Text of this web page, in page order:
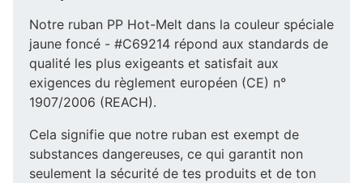
Notre ruban PP Hot-Melt dans la couleur spéciale
jaune foncé - #C69214 répond aux standards de
qualité les plus exigeants et satisfait aux
exigences du règlement européen (CE) n°
1907/2006 (REACH).
Cela signifie que notre ruban est exempt de
substances dangereuses, ce qui garantit non
seulement la sécurité de tes produits et de ton